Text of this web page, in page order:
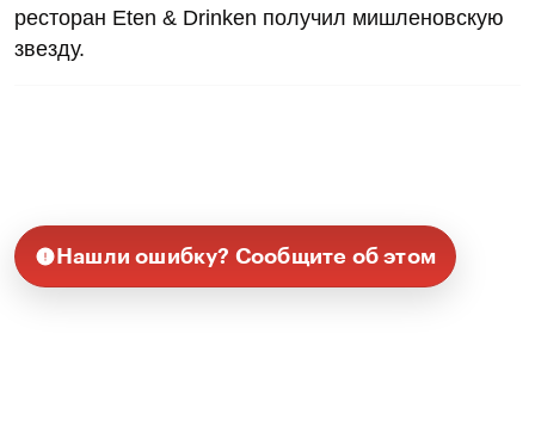
ресторан Eten & Drinken получил мишленовскую
звезду.
Нашли ошибку? Сообщите об этом